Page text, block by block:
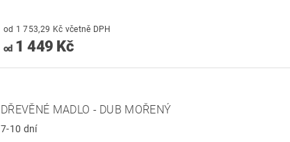
od 1 753,29 Kč včetně DPH
od1 449 Kč
DŘEVĚNÉ MADLO - DUB MOŘENÝ
7-10 dní